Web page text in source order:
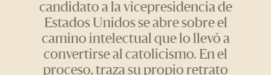
candidato a la vicepresidencia de
Estados Unidos se abre sobre el
camino intelectual que lo llevó a
convertirse al catolicismo. En el
proceso, traza su propio retrato